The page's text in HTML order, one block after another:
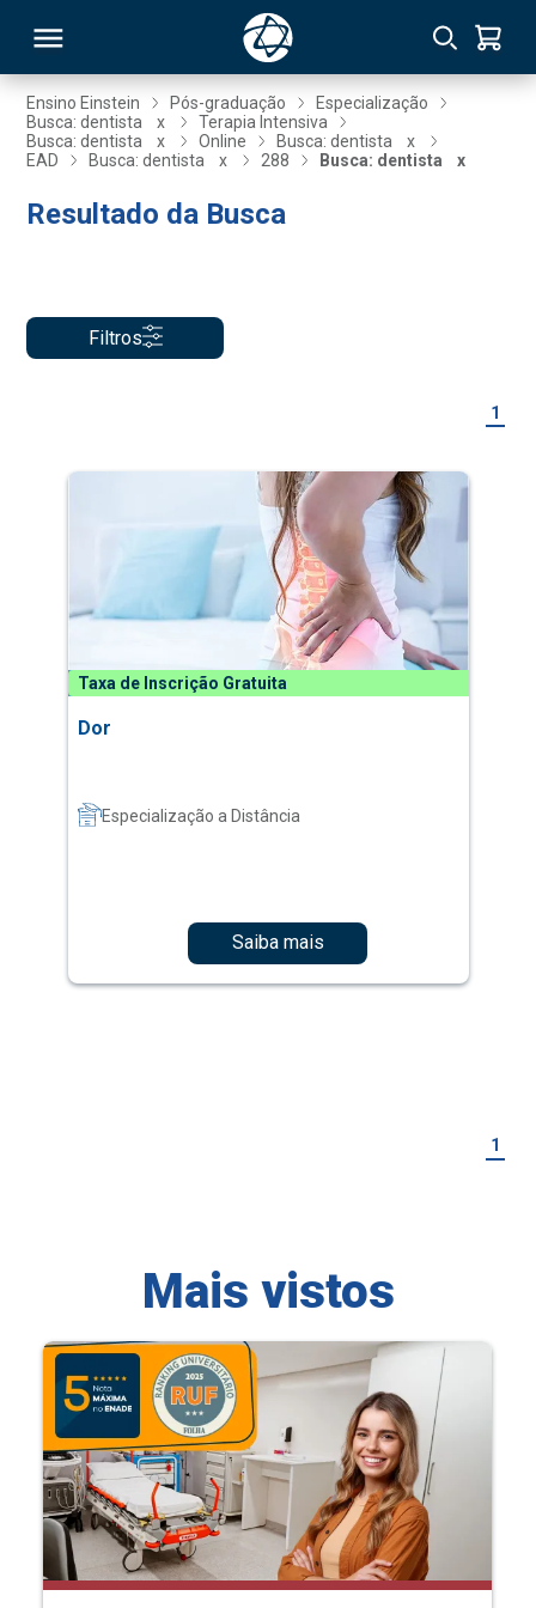
Ensino Einstein Pós-graduação
Especialização
Busca: dentista
x
Terapia Intensiva
Busca: dentista
x Online Busca: dentista
x
EAD
Busca: dentista x 288 Busca: dentista x
Resultado da Busca
Filtros
1
Taxa de Inscrição Gratuita
Dor
Especialização a Distância
Saiba mais
1
Mais vistos